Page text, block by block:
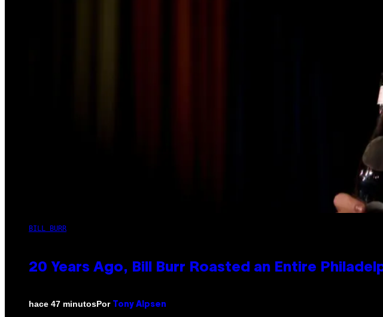
BILL BURR
20 Years Ago, Bill Burr Roasted an Entire
hace 47 minutosPor Tony Alpsen